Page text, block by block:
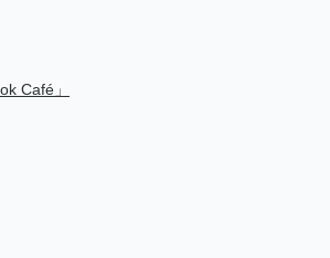
Café」